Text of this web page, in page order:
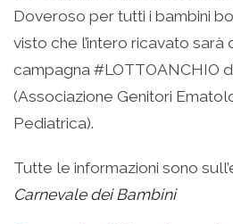
Doveroso per tutti i bambini
visto che l’intero ricavato
campagna #LOTTOANCHIO
(Associazione Genitori
Pediatrica).
Tutte le informazioni sono
Carnevale dei Bambini